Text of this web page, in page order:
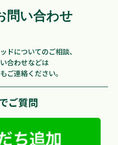
問い合わせ
ドについてのご相談、
合わせなどは
ご連絡ください。
ご質問